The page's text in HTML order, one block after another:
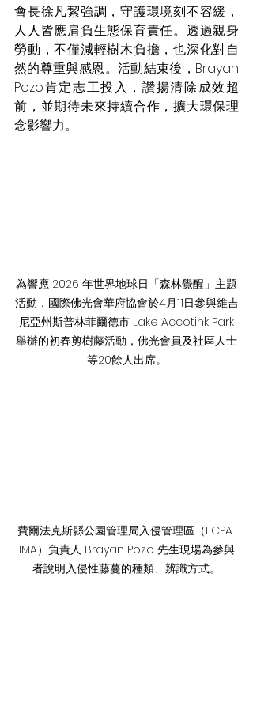
會長徐凡絜強調，守護環境刻不容緩，
人人皆應肩負生態保育責任。透過親身
勞動，不僅減輕樹木負擔，也深化對自
然的尊重與感恩。活動結束後，Brayan
Pozo肯定志工投入，讚揚清除成效超
前，並期待未來持續合作，擴大環保理
念影響力。
為響應 2026 年世界地球日「森林覺醒」主題
活動，國際佛光會華府協會於4月11日參與維吉
尼亞州斯普林菲爾德市 Lake Accotink Park
舉辦的初春剪樹藤活動，佛光會員及社區人士
等20餘人出席。
費爾法克斯縣公園管理局入侵管理區（FCPA
IMA）負責人 Brayan Pozo 先生現場為參與
者說明入侵性藤蔓的種類、辨識方式。